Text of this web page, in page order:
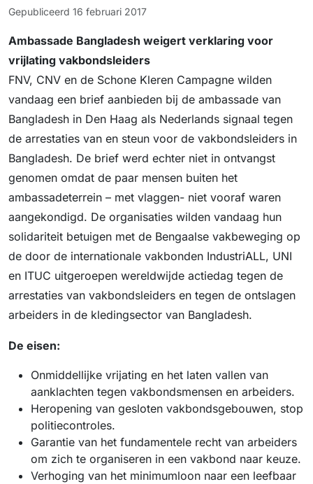
Gepubliceerd 16 februari 2017
Ambassade Bangladesh weigert verklaring voor
vrijlating vakbondsleiders
FNV, CNV en de Schone Kleren Campagne wilden
vandaag een brief aanbieden bij de ambassade van
Bangladesh in Den Haag als Nederlands signaal tegen
de arrestaties van en steun voor de vakbondsleiders in
Bangladesh. De brief werd echter niet in ontvangst
genomen omdat de paar mensen buiten het
ambassadeterrein – met vlaggen- niet vooraf waren
aangekondigd. De organisaties wilden vandaag hun
solidariteit betuigen met de Bengaalse vakbeweging op
de door de internationale vakbonden IndustriALL, UNI
en ITUC uitgeroepen wereldwijde actiedag tegen de
arrestaties van vakbondsleiders en tegen de ontslagen
arbeiders in de kledingsector van Bangladesh.
De eisen:
Onmiddellijke vrijating en het laten vallen van
aanklachten tegen vakbondsmensen en arbeiders.
Heropening van gesloten vakbondsgebouwen, stop
politiecontroles.
Garantie van het fundamentele recht van arbeiders
om zich te organiseren in een vakbond naar keuze.
Verhoging van het minimumloon naar een leefbaar